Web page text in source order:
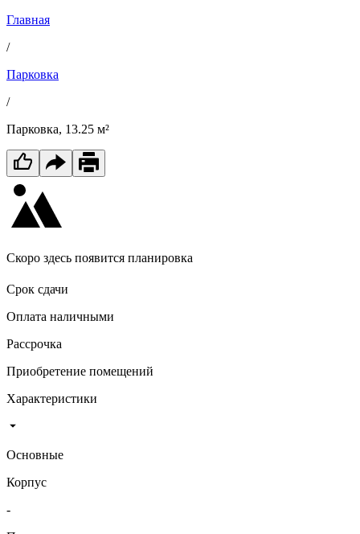
Главная
/
Парковка
/
Парковка, 13.25 м²
Скоро здесь появится планировка
Срок сдачи
Оплата наличными
Рассрочка
Приобретение помещений
Характеристики
Основные
Корпус
-